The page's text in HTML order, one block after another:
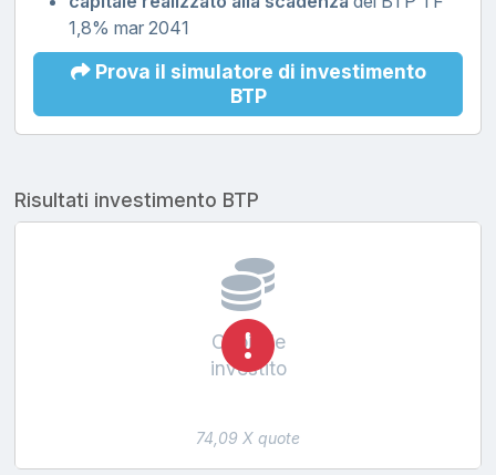
1,8% mar 2041
Prova il simulatore di investimento
BTP
Risultati investimento BTP
Capitale
investito
74,09 X quote